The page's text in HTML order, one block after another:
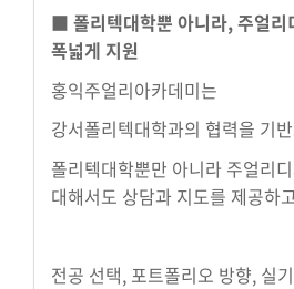
■ 폴리텍대학뿐 아니라, 주얼리
폭넓게 지원
홍익주얼리아카데미는
강서폴리텍대학과의 협력을 기
폴리텍대학뿐만 아니라 주얼리
대해서도 상담과 지도를 제공하
전공 선택, 포트폴리오 방향, 실